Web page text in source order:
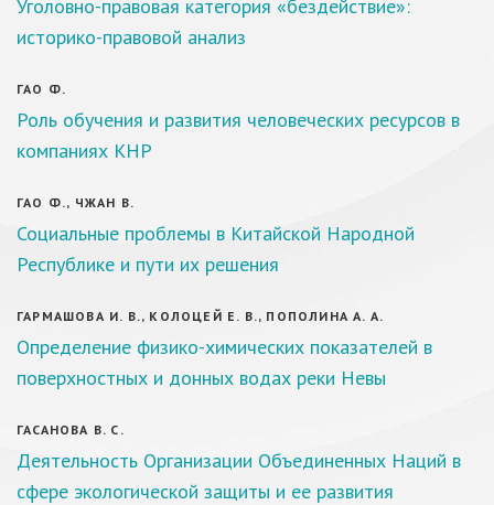
Уголовно-правовая категория «бездействие»:
историко-правовой анализ
ГАО Ф.
Роль обучения и развития человеческих ресурсов в
компаниях КНР
ГАО Ф., ЧЖАН В.
Социальные проблемы в Китайской Народной
Республике и пути их решения
ГАРМАШОВА И. В., КОЛОЦЕЙ Е. В., ПОПОЛИНА А. А.
Определение физико-химических показателей в
поверхностных и донных водах реки Невы
ГАСАНОВА В. С.
Деятельность Организации Объединенных Наций в
сфере экологической защиты и ее развития